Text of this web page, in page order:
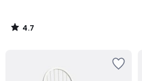
4.7
/